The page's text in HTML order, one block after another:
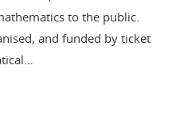
to the public.
and funded by ticket